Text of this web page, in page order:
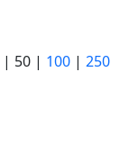
| 50 | 100 | 250